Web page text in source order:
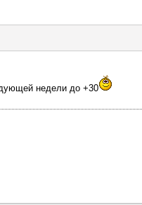
недели до +30